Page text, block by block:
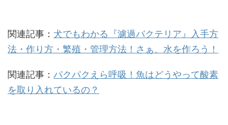
関連記事： 犬でもわかる『濾過バクテリア』入手方
法・作り方・繁殖・管理方法！さぁ、水を作ろう！
関連記事： パクパクえら呼吸！魚はどうやって酸素
を取り入れているの？